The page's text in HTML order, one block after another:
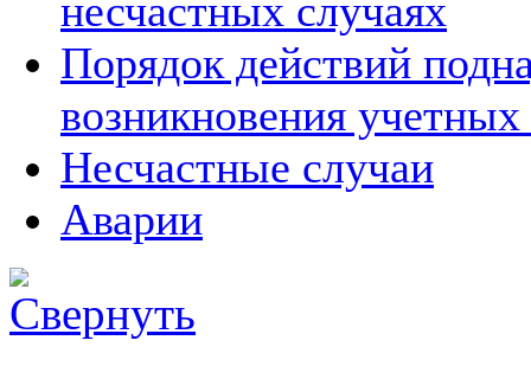
несчастных случаях
Порядок действий
возникновения
Несчастные случаи
Аварии